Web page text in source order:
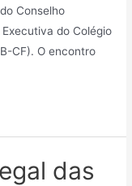
Conselho
do Colégio
CF). O encontro
das